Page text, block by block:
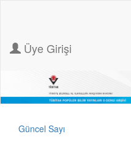
Üye Girişi
Güncel Sayı